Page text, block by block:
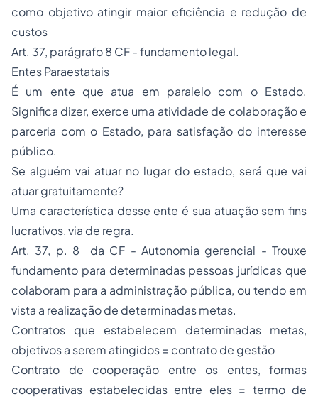
como objetivo atingir maior eficiência e redução de
custos
Art. 37, parágrafo 8 CF - fundamento legal.
Entes Paraestatais
É um ente que atua em paralelo com o Estado.
Significa dizer, exerce uma atividade de colaboração e
parceria com o Estado, para satisfação do interesse
público.
Se alguém vai atuar no lugar do estado, será que vai
atuar gratuitamente?
Uma característica desse ente é sua atuação sem fins
lucrativos, via de regra.
Art. 37, p. 8 da CF - Autonomia gerencial - Trouxe
fundamento para determinadas pessoas jurídicas que
colaboram para a administração pública, ou tendo em
vista a realização de determinadas metas.
Contratos que estabelecem determinadas metas,
objetivos a serem atingidos = contrato de gestão
Contrato de cooperação entre os entes, formas
cooperativas estabelecidas entre eles = termo de